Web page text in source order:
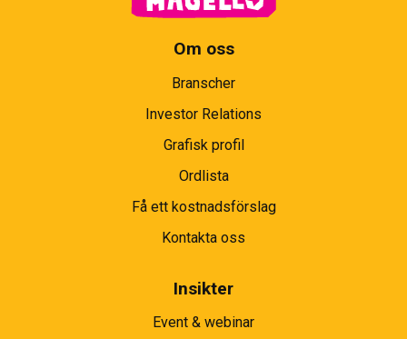
Om oss
Branscher
Investor Relations
Grafisk profil
Ordlista
Få ett kostnadsförslag
Kontakta oss
Insikter
Event & webinar